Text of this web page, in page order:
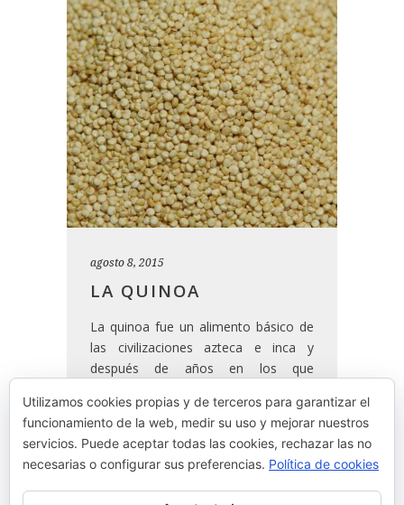
agosto 8, 2015
LA QUINOA
La quinoa fue un alimento básico de
las civilizaciones azteca e inca y
después de años en los que
resurgido con fuerza gracias a los
avances en las técnicas de cultivo y a
su eficaz comercialización.
Utilizamos cookies propias y de terceros para garantizar el
funcionamiento de la web, medir su uso y mejorar nuestros
servicios. Puede aceptar todas las cookies, rechazar las no
necesarias o configurar sus preferencias. Política de cookies